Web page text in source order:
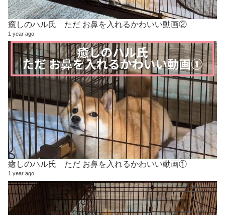
癒しのハル氏 ただ お鼻を入れるかわいい動画②
1 year ago
癒しのハル氏 ただ お鼻を入れるかわいい動画①
1 year ago